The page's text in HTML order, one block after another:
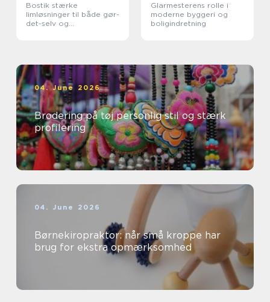
Bostik stærke
limløsninger til både gør-
det-selv og
Glarmesterens rolle i
moderne byggeri og
boligindretning
04. June 2026
Brodering på tøj personlig stil og stærk
profilering
04. June 2026
Børnekiropraktor: når små kroppe har
brug for ekstra opmærksomhed